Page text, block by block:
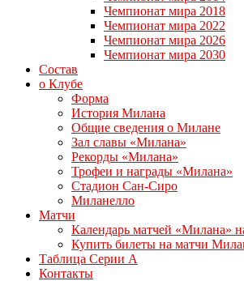
Чемпионат мира 2018
Чемпионат мира 2022
Чемпионат мира 2026
Чемпионат мира 2030
Состав
о Клубе
Форма
История Милана
Общие сведения о Милане
Зал славы «Милана»
Рекорды «Милана»
Трофеи и награды «Милана»
Стадион Сан-Сиро
Миланелло
Матчи
Календарь матчей «Милана»
Купить билеты на матчи
Таблица Серии А
Контакты